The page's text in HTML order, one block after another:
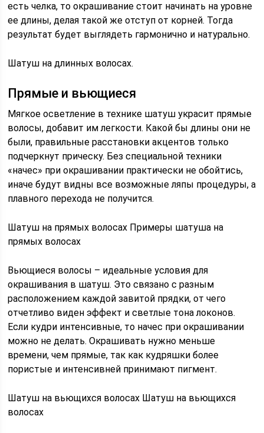
есть челка, то окрашивание стоит начинать на уровне
ее длины, делая такой же отступ от корней. Тогда
результат будет выглядеть гармонично и натурально.
Шатуш на длинных волосах.
Прямые и вьющиеся
Мягкое осветление в технике шатуш украсит прямые
волосы, добавит им легкости. Какой бы длины они не
были, правильные расстановки акцентов только
подчеркнут прическу. Без специальной техники
«начес» при окрашивании практически не обойтись,
иначе будут видны все возможные ляпы процедуры, а
плавного перехода не получится.
Шатуш на прямых волосах Примеры шатуша на
прямых волосах
Вьющиеся волосы – идеальные условия для
окрашивания в шатуш. Это связано с разным
расположением каждой завитой прядки, от чего
отчетливо виден эффект и светлые тона локонов.
Если кудри интенсивные, то начес при окрашивании
можно не делать. Окрашивать нужно меньше
времени, чем прямые, так как кудряшки более
пористые и интенсивней принимают пигмент.
Шатуш на вьющихся волосах Шатуш на вьющихся
волосах